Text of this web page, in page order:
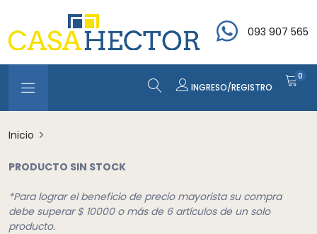
093 907 565
INGRESO/REGISTRO
0
Inicio
PRODUCTO SIN STOCK
*Para lograr el beneficio de precio mayorista su compra
debe superar $ 10000 o más de 6 artículos de un solo
producto.